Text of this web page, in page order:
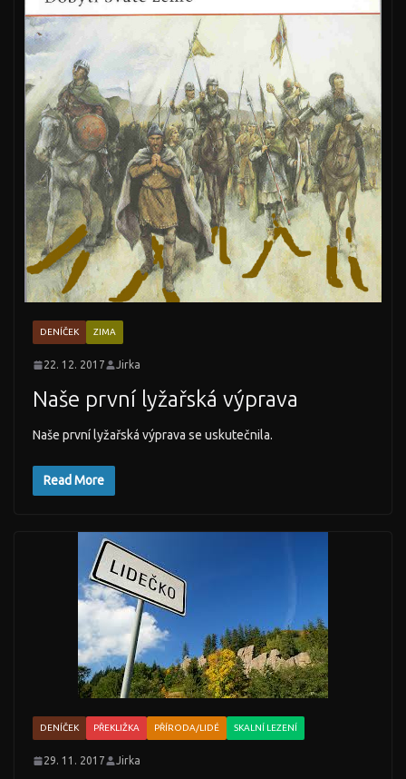
DENÍČEK ZIMA
22. 12. 2017 Jirka
Naše první lyžařská výprava
Naše první lyžařská výprava se uskutečnila.
Read More
DENÍČEK PŘEKLIŽKA PŘÍRODA/LIDÉ SKALNÍ LEZENÍ
29. 11. 2017 Jirka